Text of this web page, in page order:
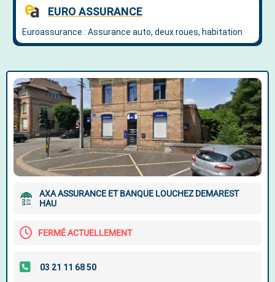
AXA ASSURANCE ET BANQUE LOUCHEZ DEMAREST
HAU
FERMÉ ACTUELLEMENT